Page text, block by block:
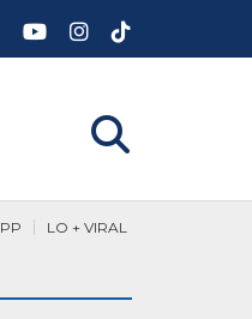
LO + VIRAL